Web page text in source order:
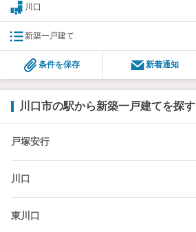
川口
新築一戸建て
条件を保存 新着通知
川口市の駅から新築一戸建てを探す
戸塚安行
川口
東川口